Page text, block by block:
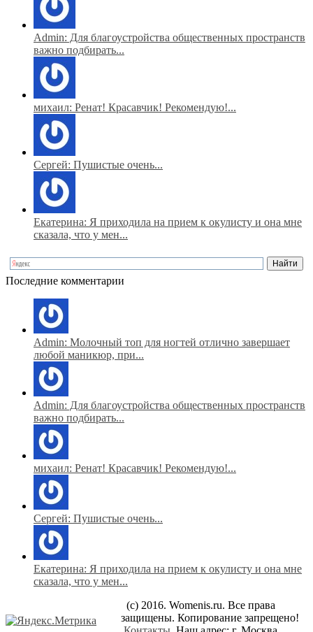
Admin: Для благоустройства общественных пространств
важно подбирать...
михаил: Ренат! Красавчик! Рекомендую!...
Сергей: Пушистые очень...
Екатерина: Я приходила на прием к окулисту и она мне
сказала, что у мен...
Последние комментарии
Admin: Молочный топ для ногтей отлично завершает
любой маникюр, при...
Admin: Для благоустройства общественных пространств
важно подбирать...
михаил: Ренат! Красавчик! Рекомендую!...
Сергей: Пушистые очень...
Екатерина: Я приходила на прием к окулисту и она мне
сказала, что у мен...
(c) 2016. Womenis.ru. Все права
защищены. Копирование запрещено!